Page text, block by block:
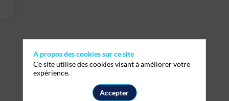
A propos des cookies sur ce site
Ce site utilise des cookies visant à améliorer votre
expérience.
Accepter